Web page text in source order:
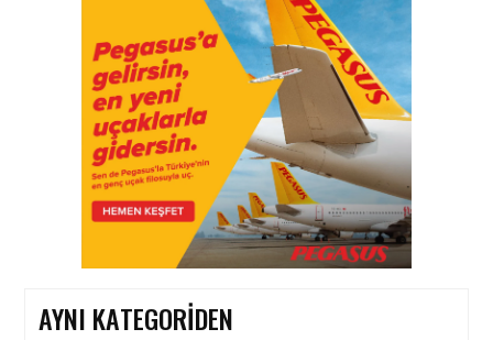
AYNI KATEGORIDEN
HAVACILIK • 05 AĞU 2026
YAKIT MALIYETLERINDEKI
YÜZDE 46’LIK ARTIŞA
KARŞI HANGI ÖNLEMLER
ALINIYOR?
HAVACILIK • 05 AĞU 2026
ÇELEBI HAVACILIK
MACARISTAN’DAN
BUDAPEŞTE GÖNÜLLÜ
KURTARMA BIRLIĞI’NE
ANLAMLI DESTEK!